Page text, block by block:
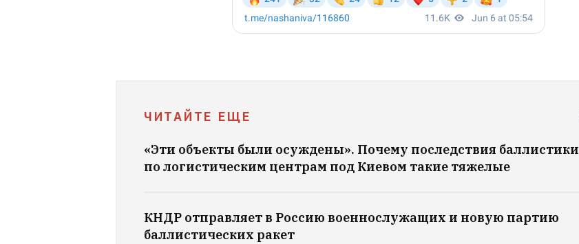
ЧИТАЙТЕ ЕЩЕ
«Эти объекты были осуждены». Почему последствия баллистики
по логистическим центрам под Киевом такие тяжелые
КНДР отправляет в Россию военнослужащих и новую партию
баллистических ракет